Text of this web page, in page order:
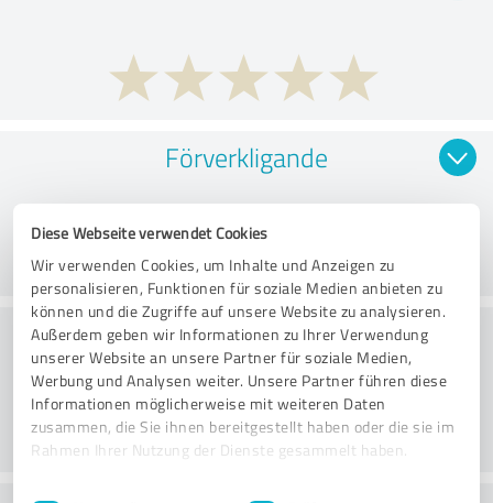
Diese Webseite verwendet Cookies
Wir verwenden Cookies, um Inhalte und Anzeigen zu
personalisieren, Funktionen für soziale Medien anbieten zu
können und die Zugriffe auf unsere Website zu analysieren.
Außerdem geben wir Informationen zu Ihrer Verwendung
unserer Website an unsere Partner für soziale Medien,
Werbung und Analysen weiter. Unsere Partner führen diese
Informationen möglicherweise mit weiteren Daten
zusammen, die Sie ihnen bereitgestellt haben oder die sie im
Rahmen Ihrer Nutzung der Dienste gesammelt haben.
Impressum Datenschutzbestimmungen
Einwilligungsauswahl
Förverkligande
Rådgivning